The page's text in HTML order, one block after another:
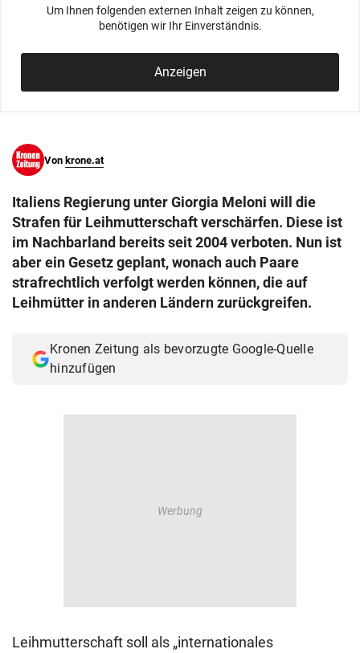
Um Ihnen folgenden externen Inhalt zeigen zu können,
benötigen wir Ihr Einverständnis.
Anzeigen
Von krone.at
Italiens Regierung unter Giorgia Meloni will die
Strafen für Leihmutterschaft verschärfen. Diese ist
im Nachbarland bereits seit 2004 verboten. Nun ist
aber ein Gesetz geplant, wonach auch Paare
strafrechtlich verfolgt werden können, die auf
Leihmütter in anderen Ländern zurückgreifen.
Kronen Zeitung als bevorzugte Google-Quelle
hinzufügen
Leihmutterschaft soll als „internationales